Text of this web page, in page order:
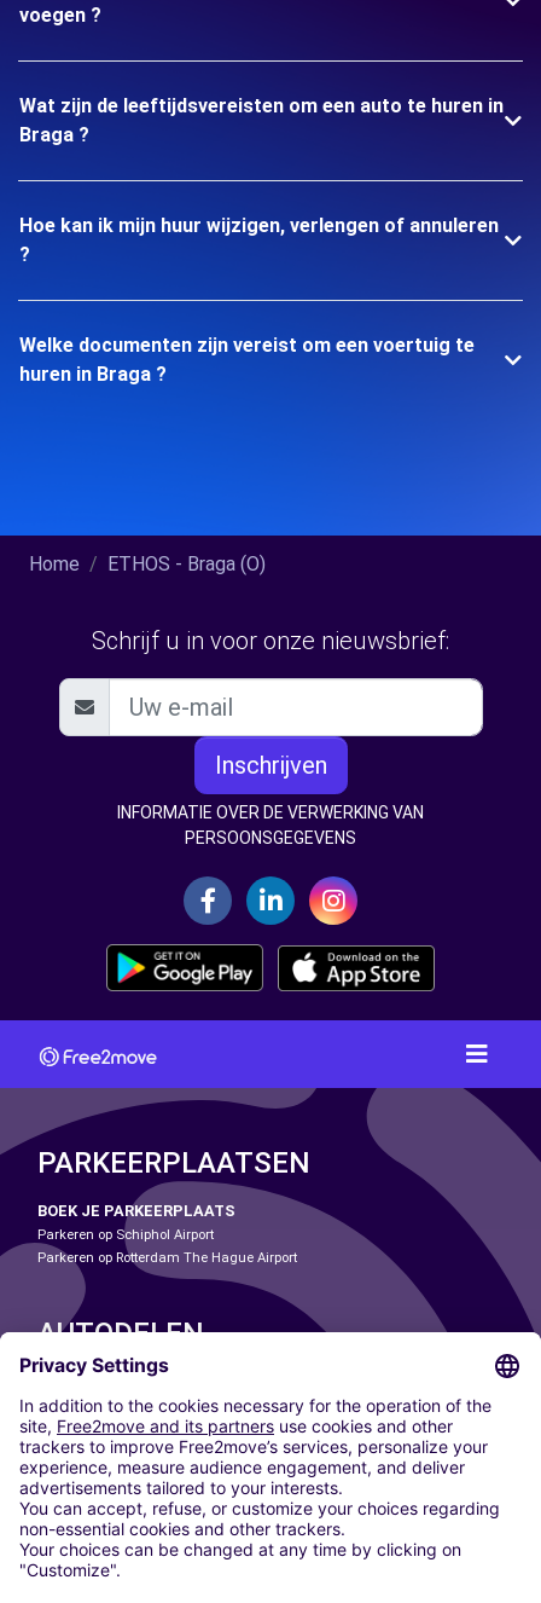
voegen ?
Wat zijn de leeftijdsvereisten om een auto te huren in
Braga ?
Hoe kan ik mijn huur wijzigen, verlengen of annuleren
?
Welke documenten zijn vereist om een voertuig te
huren in Braga ?
Home ETHOS - Braga (O)
Schrijf u in voor onze nieuwsbrief:
Inschrijven
INFORMATIE OVER DE VERWERKING VAN
PERSOONSGEGEVENS
PARKEERPLAATSEN
BOEK JE PARKEERPLAATS
Parkeren op Schiphol Airport
Parkeren op Rotterdam The Hague Airport
AUTODELEN
ONZE STEDEN
Paris
Madrid
Washington DC
Milaan
Rome
Turijn
Wenen
Berlijn